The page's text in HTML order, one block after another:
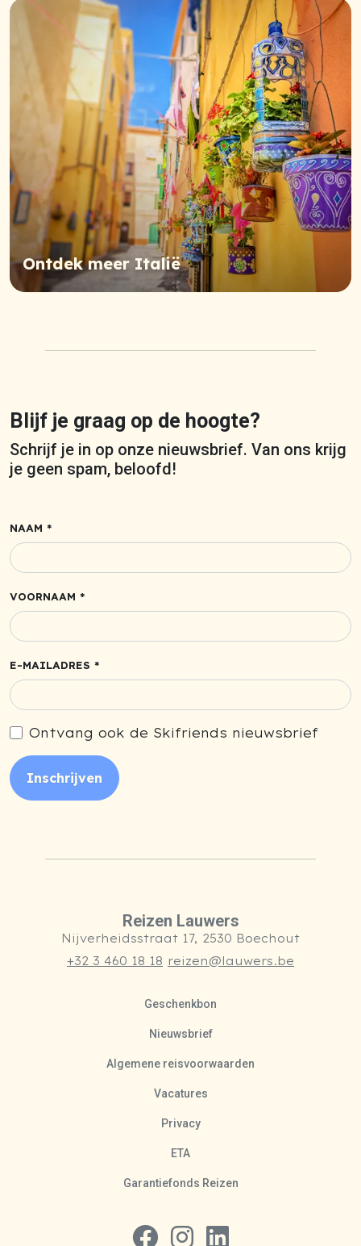
Ontdek meer Italië
Blijf je graag op de hoogte?
Schrijf je in op onze nieuwsbrief. Van ons krijg
je geen spam, beloofd!
NAAM *
VOORNAAM *
E-MAILADRES *
Ontvang ook de Skifriends nieuwsbrief
Inschrijven
Reizen Lauwers
Nijverheidsstraat 17, 2530 Boechout
+32 3 460 18 18 reizen@lauwers.be
Geschenkbon
Nieuwsbrief
Algemene reisvoorwaarden
Vacatures
Privacy
ETA
Garantiefonds Reizen
Volg ons op Facebook
Volg ons op Instagram
Volg ons op LinkedIn